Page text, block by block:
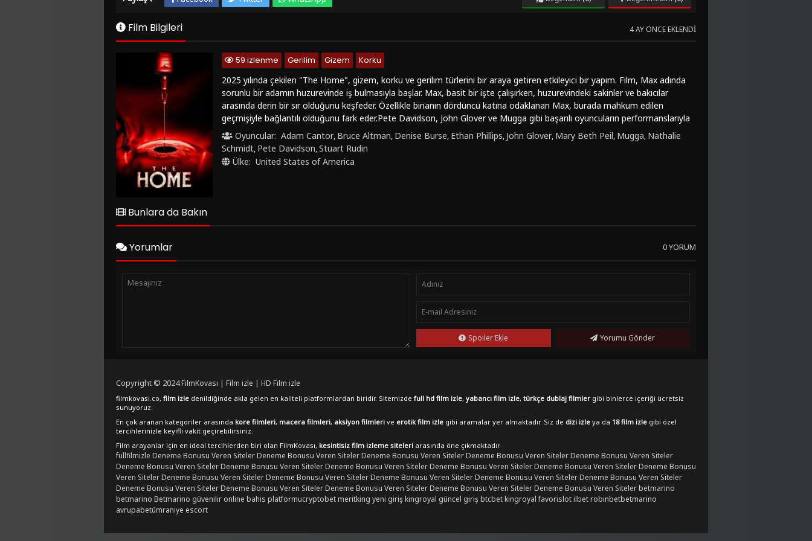
Film Bilgileri 4 AY ÖNCE EKLENDI
59 izlenme Gerilim Gizem
Korku
2025 yılında çekilen "The Home", gizem, korku ve gerilim türlerini bir araya getiren etkileyici bir yapım. Film, Max adında
sorunlu bir adamın huzurevinde iş bulmasıyla başlar. Max, basit bir işte çalışırken, huzurevindeki sakinler ve bakıcılar
arasında derin bir sır olduğunu keşfeder. Özellikle binanın dördüncü katına odaklanan Max, burada mahkum edilen
geçmişiyle bağlantılı olduğunu fark eder.Pete Davidson, John Glover ve Mugga gibi başarılı oyuncuların performanslarıyla
dikkat çeken film, seyircilere sürükleyici bir deneyim sunuyor. Max'in geçmişine dair sırları çözmeye çalışırken yaşadığı iç
çatışmalar, izleyicileri de merak içinde tutuyor. "The Home", izleyicilere hem gerilim dolu anlar yaşatırken hem de
karakterler arasındaki ilişkileri keşfetme fırsatı veriyor.FilmKovası sitesinde "The Home (2025)" filmini türkçe dublaj veya
türkçe altyazı seçenekleriyle izleyebilirsiniz. HD kalitesinde, kesintisiz ve full izleme imkanı sunan bu yapım, gizem
Oyuncular: Adam Cantor, Bruce Altman, Denise Burse, Ethan Phillips, John Glover, Mary Beth Peil, Mugga, Nathalie
Schmidt, Pete Davidson,Stuart Rudin
Ülke: United States of America
Bunlara da Bakın
Yorumlar 0 YORUM
Spoiler Ekle Yorumu Gönder
Copyright © 2024FilmKovası | Film izle | HD Film izle
filmkovasi.co, film izle denildiğinde akla gelen en kaliteli platformlardan biridir. Sitemizde full hd film izle, yabancı film izle, türkçe dublaj filmler gibi binlerce içeriği ücretsiz
sunuyoruz.
En çok aranan kategoriler arasında kore filmleri, macera filmleri, aksiyon filmleri ve erotik film izle gibi aramalar yer almaktadır. Siz de dizi izle ya da 18 film izle gibi özel
tercihlerinizle keyifli vakit geçirebilirsiniz.
Film arayanlar için en ideal tercihlerden biri olan FilmKovası, kesintisiz film izleme siteleri arasında öne çıkmaktadır.
fullfilmizle Deneme Bonusu Veren SitelerDeneme Bonusu Veren SitelerDeneme Bonusu Veren SitelerDeneme Bonusu Veren SitelerDeneme Bonusu Veren Siteler
Deneme Bonusu Veren SitelerDeneme Bonusu Veren SitelerDeneme Bonusu Veren SitelerDeneme Bonusu Veren SitelerDeneme Bonusu Veren SitelerDeneme Bonusu
Veren SitelerDeneme Bonusu Veren SitelerDeneme Bonusu Veren SitelerDeneme Bonusu Veren SitelerDeneme Bonusu Veren SitelerDeneme Bonusu Veren Siteler
Deneme Bonusu Veren SitelerDeneme Bonusu Veren SitelerDeneme Bonusu Veren SitelerDeneme Bonusu Veren SitelerDeneme Bonusu Veren Sitelerbetmarino
betmarino Betmarino güvenilir online bahis platformucryptobetmeritking yeni girişkingroyal güncel girişbtcbetkingroyal favorislotilbetrobinbetbetmarino
avrupabetümraniye escort